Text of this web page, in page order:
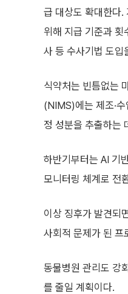
급 대상도 확대한다.
위해 지급 기준과 횟
사 등 수사기법 도입
식약처는 빈틈없는
(NIMS)에는 제조·
정 성분을 추출하는
하반기부터는 AI 기
모니터링 체계로 전
이상 징후가 발견되
사회적 문제가 된 프
동물병원 관리도 강
를 줄일 계획이다.